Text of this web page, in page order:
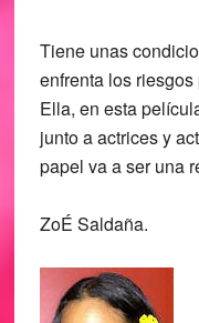
Tiene unas
enfrenta los
Ella, en esta
junto a actrices y
papel va a ser una
ZoÉ Saldaña.